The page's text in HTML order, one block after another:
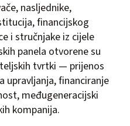
nasljednike,
financijskog
i stručnjake iz cijele
panela otvorene su
tvrtki — prijenos
upravljanja, financiranje
međugeneracijski
kompanija.